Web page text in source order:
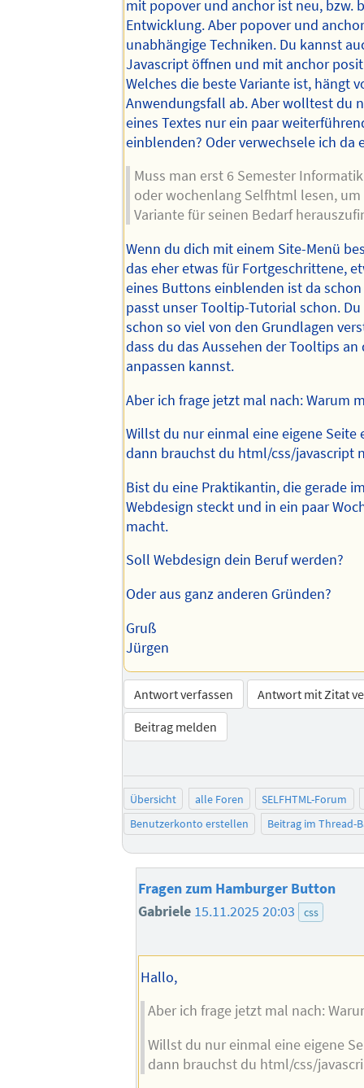
mit popover und anchor ist neu, bzw.
Entwicklung. Aber popover und
unabhängige Techniken. Du kannst
Javascript öffnen und mit anchor
Welches die beste Variante ist, hängt
Anwendungsfall ab. Aber wolltest du
eines Textes nur ein paar
einblenden? Oder verwechsele ich da
Muss man erst 6 Semester
oder wochenlang Selfhtml lesen, um
Variante für seinen Bedarf
Wenn du dich mit einem Site-Menü
das eher etwas für Fortgeschrittene,
eines Buttons einblenden ist da schon
passt unser Tooltip-Tutorial schon.
schon so viel von den Grundlagen
dass du das Aussehen der Tooltips an
anpassen kannst.
Aber ich frage jetzt mal nach: Warum
Willst du nur einmal eine eigene Seite
dann brauchst du html/css/javascript
Bist du eine Praktikantin, die gerade
Webdesign steckt und in ein paar
macht.
Soll Webdesign dein Beruf werden?
Oder aus ganz anderen Gründen?
Gruß
Jürgen
Antwort verfassen
Antwort mit Zitat
Beitrag melden
Übersicht alle Foren
SELFHTML-Forum
Benutzerkonto erstellen
Beitrag im Thread-
Fragen zum Hamburger Button
Gabriele 15.11.2025 20:03 css
Hallo,
Aber ich frage jetzt mal nach:
Willst du nur einmal eine eigene
dann brauchst du html/css/